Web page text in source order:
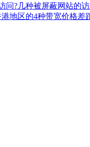
问?几种被屏蔽网站的
港地区的4种带宽价格差